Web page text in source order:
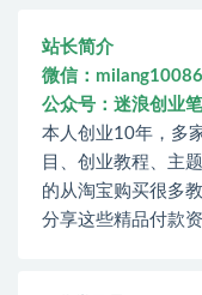
站长简介
微信：milang10086
公众号：迷浪创业
本人创业10年，多
目、创业教程、主
的从淘宝购买很多
分享这些精品付款资